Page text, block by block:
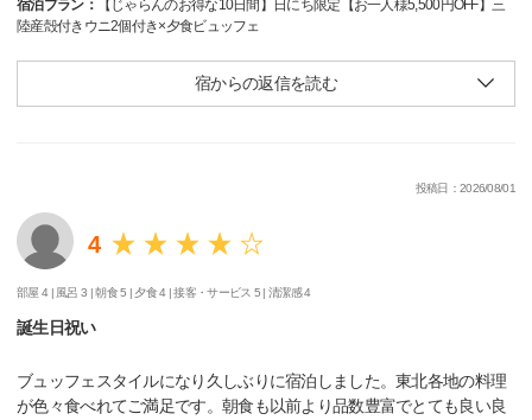
宿泊プラン：
【じゃらんのお得な10日間】日にち限定【お一人様5,500円OFF】三
陸産殻付きウニ2個付き×夕食ビュッフェ
宿からの返信を読む
投稿日：2026/08/01
4
部屋 4 | 風呂 3 |朝食 5 | 夕食 4 |接客・サービス 5 |清潔感 4
誕生日祝い
ブュッフェスタイルになり久しぶりに宿泊しました。東北各地の料理
が色々食べれてご満足です。朝食も以前より品数豊富でとても良い良